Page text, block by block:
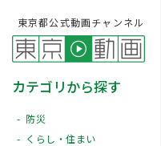
東京都公式動画チャンネル
カテゴリから探す
防災
くらし・住まい